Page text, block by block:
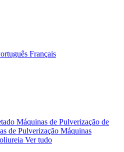
Français
Máquinas de Pulverização de
de Pulverização Máquinas
Ver tudo